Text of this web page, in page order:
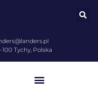
Tychy, Polska